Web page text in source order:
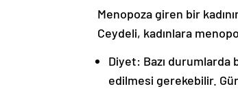
Menopoza giren bir
Ceydeli, kadınlara
Diyet: Bazı
edilmesi gerekebilir.